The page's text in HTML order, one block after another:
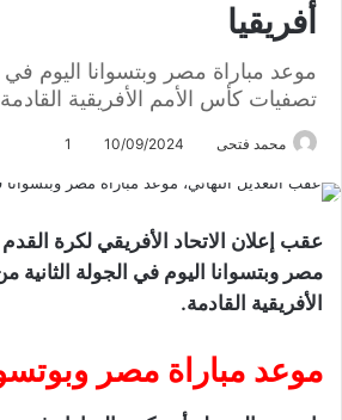
أفريقيا
موعد مباراة مصر وبتسوانا اليوم في
تصفيات كأس الأمم الأفريقية
محمد فتحى 10/09/2024
1
عقب إعلان الاتحاد الأفريقي لكرة
مصر وبتسوانا اليوم في الجولة
الأفريقية القادمة.
موعد مباراة مصر